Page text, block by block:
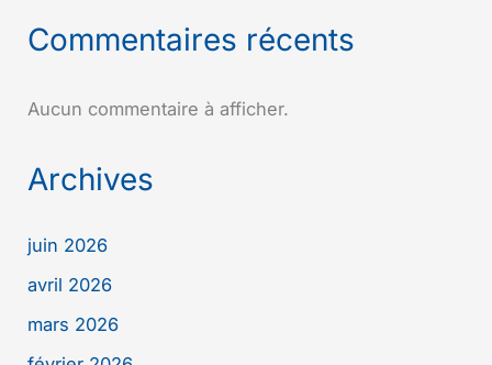
Commentaires récents
Aucun commentaire à afficher.
Archives
juin 2026
avril 2026
mars 2026